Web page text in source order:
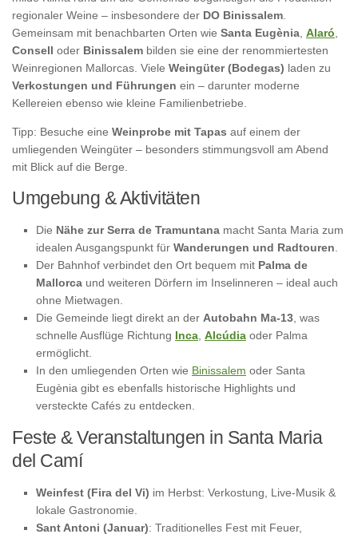
regionaler Weine – insbesondere der DO Binissalem
Gemeinsam mit benachbarten Orten wie Santa Eugènia Alaró
Consell oder Binissalem bilden sie eine der renommiertesten
Weinregionen Mallorcas. Viele Weingüter (Bodegas) laden zu
Verkostungen und Führungen ein – darunter moderne
Kellereien ebenso wie kleine Familienbetriebe.
Tipp: Besuche eine Weinprobe mit Tapas auf einem der
umliegenden Weingüter – besonders stimmungsvoll am Abend
mit Blick auf die Berge.
Umgebung & Aktivitäten
Die Nähe zur Serra de Tramuntana macht Santa Maria zum
idealen Ausgangspunkt für Wanderungen und Radtouren.
Der Bahnhof verbindet den Ort bequem mit Palma de
Mallorca und weiteren Dörfern im Inselinneren – ideal auch
ohne Mietwagen.
Die Gemeinde liegt direkt an der Autobahn Ma-13, was
schnelle Ausflüge Richtung Inca, Alcúdia oder Palma
ermöglicht.
In den umliegenden Orten wie Binissalem oder Santa
Eugènia gibt es ebenfalls historische Highlights und
versteckte Cafés zu entdecken.
Feste & Veranstaltungen in Santa Maria
del Camí
Weinfest (Fira del Vi) im Herbst: Verkostung, Live-Musik &
lokale Gastronomie.
Sant Antoni (Januar): Traditionelles Fest mit Feuer,